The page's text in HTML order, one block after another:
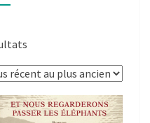
du
plus
récent
au